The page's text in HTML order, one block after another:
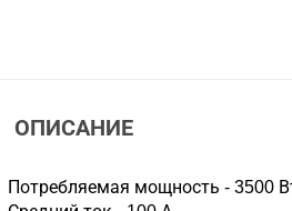
ОПИСАНИЕ
Потребляемая мощность - 3500